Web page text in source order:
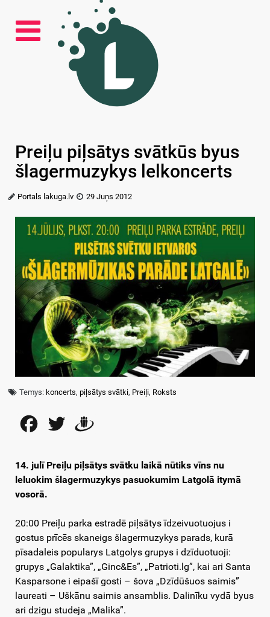
Preiļu piļsātys svātkūs byus
šlagermuzykys lelkoncerts
Portals lakuga.lv 29 Juņs 2012
Temys: koncerts,piļsātys svātki, Preiļi, Roksts
FacebookTwitter
14. julī Preiļu piļsātys svātku laikā nūtiks vīns nu
leluokim šlagermuzykys pasuokumim Latgolā itymā
vosorā.
20:00 Preiļu parka estradē piļsātys īdzeivuotuojus i
gostus prīcēs skaneigs šlagermuzykys parads, kurā
pīsadaleis popularys Latgolys grupys i dzīduotuoji:
grupys „Galaktika”, „Ginc&Es”, „Patrioti.lg”, kai ari Santa
Kasparsone i eipašī gosti – šova „Dzīdūšuos saimis”
laureati – Uškānu saimis ansamblis. Dalinīku vydā byus
ari dzigu studeja „Malika”.